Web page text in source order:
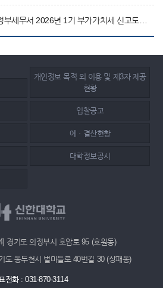
개인정보 목적 외 이용 및 제3자 제공
현황
입찰공고
예ㆍ결산현황
대학정보공시
경기도 의정부시 호암로 95 (호원동)
도 동두천시 벌마들로 40번길 30 (상패동)
전화 : 031-870-3114